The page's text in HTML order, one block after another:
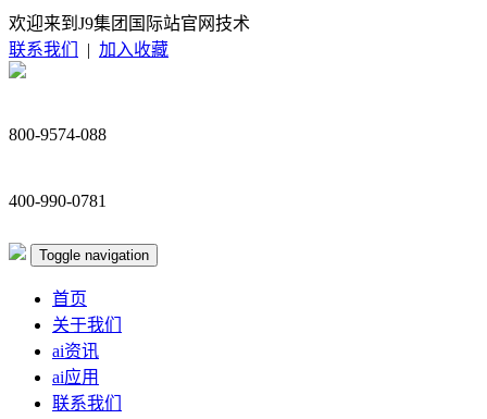
欢迎来到J9集团国际站官网技术
联系我们
| 加入收藏
800-9574-088
400-990-0781
Toggle navigation
首页
关于我们
ai资讯
ai应用
联系我们